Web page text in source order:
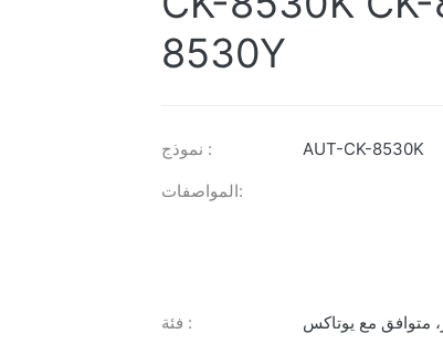
8530Y
نموذج :
AUT-CK-8530K
المواصفات:
فئة : ، متوافق مع يوتاكس